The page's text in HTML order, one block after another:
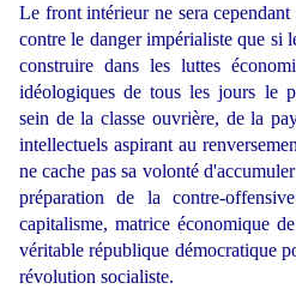
Le front intérieur ne sera
contre le danger impérialiste que si
construire dans les luttes
idéologiques de tous les jours le
sein de la classe ouvrière, de la
intellectuels aspirant au
ne cache pas sa volonté
préparation de la contre-
capitalisme, matrice économique
véritable république démocratique
révolution socialiste.